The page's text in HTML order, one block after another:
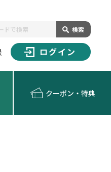
検索
ログイン
クーポン・特典